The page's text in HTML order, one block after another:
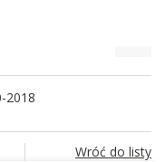
2018
Wróć do listy